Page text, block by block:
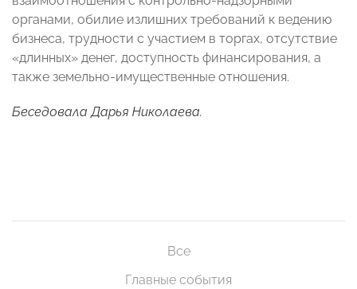
органами, обилие излишних требований к ведению
бизнеса, трудности с участием в торгах, отсутствие
«длинных» денег, доступность финансирования, а
также земельно-имущественные отношения.
Беседовала Дарья Николаева.
Все
Главные события